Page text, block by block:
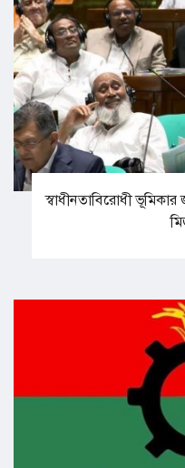
স্বাধীনতাবিরোধী